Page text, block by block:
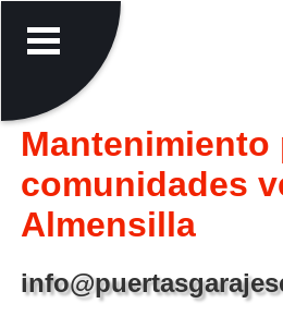
Mantenimiento
comunidades
Almensilla